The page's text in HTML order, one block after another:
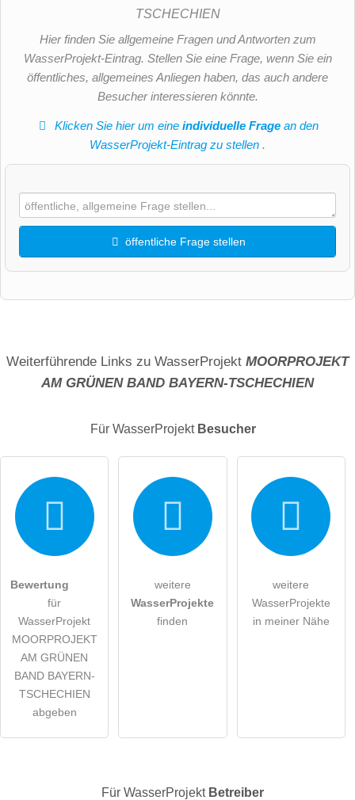
TSCHECHIEN
Hier finden Sie allgemeine Fragen und Antworten zum
WasserProjekt-Eintrag. Stellen Sie eine Frage, wenn Sie ein
öffentliches, allgemeines Anliegen haben, das auch andere
Besucher interessieren könnte.
Klicken Sie hier um eineindividuelle Frage an den
WasserProjekt-Eintrag zu stellen .
öffentliche Frage stellen
Datenschutzerklärunghabe ich zur Kenntnis genommen.
öffentliche Frage stellen
Hinweis:Bitte beachten Sie, öffentliche Fragen sind
Besucher sichtbar
Klicken Sie hier um eine
WasserProjekt-Eintrag zu stellen.
Weiterführende Links zu WasserProjekt MOORPROJEKT
AM GRÜNEN BAND BAYERN-TSCHECHIEN
Für WasserProjekt Besucher
Bewertung
für
WasserProjekt
MOORPROJEKT
AM GRÜNEN
BAND BAYERN-
TSCHECHIEN
abgeben
weitere
WasserProjekte
finden
weitere
WasserProjekte
in meiner Nähe
Für WasserProjekt Betreiber